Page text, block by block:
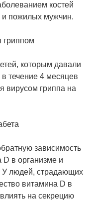
костей
и пожилых мужчин.
гриппом
которым давали
течение 4 месяцев
вирусом гриппа на
зависимость
в организме и
У людей, страдающих
витамина D в
на секрецию